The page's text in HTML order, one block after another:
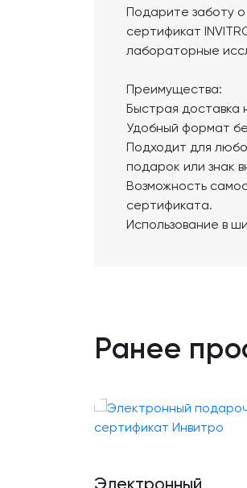
Подарите заботу
сертификат
лабораторные
Преимущества:
Быстрая доставка
Удобный формат
Подходит для
подарок или знак
Возможность
сертификата.
Использование в
Ранее
Электронный